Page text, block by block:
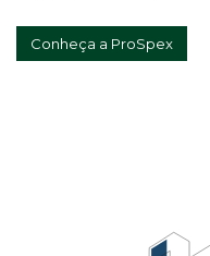
Conheça a ProSpex